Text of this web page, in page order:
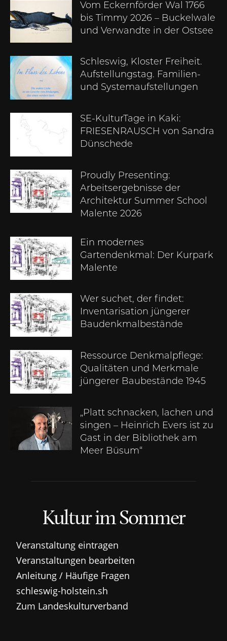
Vom Eckernförder Wal 1766
bis Timmy 2026 – Buckelwale
und Verwandte in der Ostsee
Schleswig, Kloster Freiheit.
Aufstellungstag. Familien-
und Systemaufstellungen
SE-KulturTage in Kaki:
FRIESENRAUSCH von Sandra
Dünschede
Proudly Presenting:
Arbeitsergebnisse der
Architektur Summer School
Malente 2026
Ein modernes
Gartendenkmal: Der Kurpark
Malente
Wer suchet, der findet:
Inventarisation jüngerer
Baudenkmalbestände
Ressource Denkmalpflege:
Qualitäten und Merkmale
jüngerer Baubestände 1945
„Platt schnacken, lachen und
singen – Heinrich Evers ist zu
Gast in der Bibliothek am
Meer Büsum“
Kultur im Sommer
Veranstaltung eintragen
Veranstaltungen bearbeiten
Anleitung / Häufige Fragen
schleswig-holstein.sh
Zum Landeskulturverband